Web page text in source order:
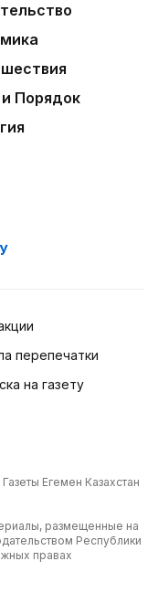
Порядок
перепечатки
на газету
Егемен Казахстан
размещенные на
Республики
правах